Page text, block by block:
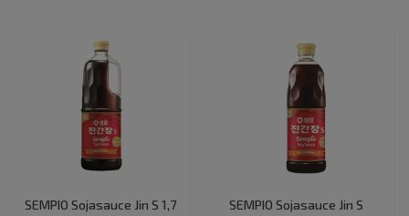
SEMPIO Sojasauce Jin S 1,7
SEMPIO Sojasauce Jin S